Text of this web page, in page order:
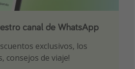
canal de WhatsApp
exclusivos, los
consejos de viaje!
app
nuestros chollazos
canal de Telegram!
ofertas seleccionadas para
en viajes